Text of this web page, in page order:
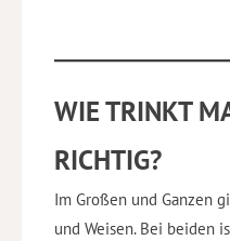
WIE TRINKT
RICHTIG?
Im Großen und Ganzen
und Weisen. Bei beiden